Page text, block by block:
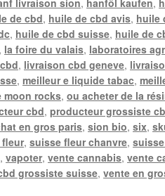
de cbd, huile de cbd avis, huile
, huile de cbd suisse, huile de
, la foire du valais, laboratoires
, livraison cbd geneve,
,meilleur e liquide tabac,
moon rocks,ou acheter de la
cbd,producteur grossiste
en gros paris,sion bio,six,
,suisse fleur chanvre,
,vapoter,vente cannabis,vente
grossiste suisse,vente en